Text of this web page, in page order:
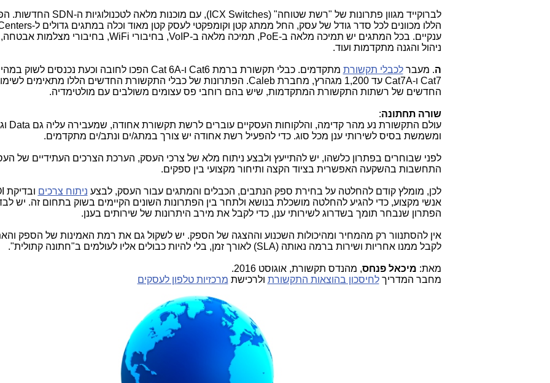
לברוקייד מגוון פתרונות של "רשת שטוחה" (ICX Switches), עם מוכנות מלאה לטכנולוגיות ה-SDN החדשות.
הללו מכוונים לכל סדר גודל של עסק, החל ממתג קטן וקומפקטי לעסק קטן מאוד וכלה במתגים גדולים ל-
ענקיים. בכל המתגים יש תמיכה מלאה ב-PoE, תמיכה מלאה ב-VoIP, בחיבורי WiFi, בחיבורי מצלמות אבטחה,
ניהול והגנה מתקדמות ועוד.
ה. מעברלכבלי תקשורת מתקדמים. כבלי תקשורת ברמתCat6 ו-Cat 6A הפכו לחובה וכעת נכנסים לשוק
Cat7 ו-Cat7A עד 1,200 מגהרץ, מחברת Caleb. הפתרונות של כבלי התקשורת החדשים הללו מתאימים
החדשים של רשתות התקשורת המתקדמות, שיש בהם רוחבי פס עצומים משולבים עם מולטימדיה.
שורה תחתונה:
עולם התקשורת נע מהר קדימה, והלקוחות העסקיים עוברים לרשת תקשורת אחודה, שמעבירה עליה גם Data
ומשמשת בסיס לשירותי ענן מכל סוג. כדי להפעיל רשת אחודה יש צורך במתג/ים ונתב/ים מתקדמים.
לפני שבוחרים בפתרון כלשהו, יש להתייעץ ולבצע ניתוח מלא של צרכי העסק, הערכת הצרכים העתידיים של
התחשבות בהשקעה האפשרית בציוד הקצה ותיחור מקצועי בין ספקים.
לכן, מומלץ קודם להחלטה על בחירת ספק הנתבים, הכבלים והמתגים עבור העסק, לבצע ניתוח צרכים ובדיקת
אנשי מקצוע, כדי להגיע להחלטה מושכלת בנושא ולתחר בין הפתרונות השונים הקיימים בשוק בתחום זה. יש
הפתרון שנבחר תומך בשדרוג לשירותי ענן, כדי לקבל את מירב היתרונות של שירותים בענן.
אין להסתנוור רק מהמחיר ומהיכולות השכנוע וההצגה של הספק. יש לשקול גם את רמת האמינות של הספק
לקבל ממנו אחריות ושירות ברמה נאותה (SLA) לאורך זמן, בלי להיות כבולים אליו לעולמים ב"חתונה קתולית".
מאת: מיכאל פנחס, מהנדס תקשורת, אוגוסט 2016.
מחבר המדריךלחיסכון בהוצאות התקשורת ולרכישת מרכזיות טלפון לעסקים